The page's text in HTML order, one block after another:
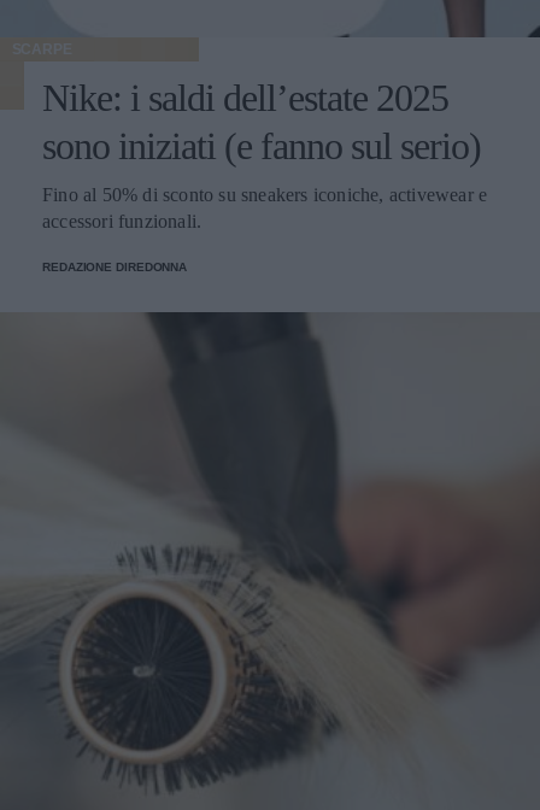
SCARPE
Nike: i saldi dell’estate 2025
sono iniziati (e fanno sul serio)
Fino al 50% di sconto su sneakers iconiche, activewear e
accessori funzionali.
REDAZIONE DIREDONNA